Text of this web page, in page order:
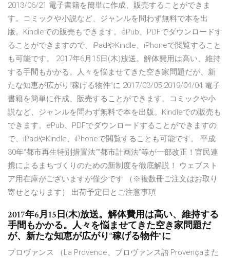
2013/06/21 電子書籍を簡単に作成、販売することができま
す。コミックや小説など、ジャンルを問わず無料で本を出
版。Kindleでの販売もできます。ePub、PDFでダウンロードす
ることができますので、iPadやKindle、iPhoneで閲覧すること
も可能です。 2017年6月15日(木)放送。解体費用は高い、維持
する手間もかかる。人々を悩ませてきた空き家問題だが、新
たな知恵が広がり“稼げる物件”に 2017/03/05 2019/04/04 電子
書籍を簡単に作成、販売することができます。コミックや小
説など、ジャンルを問わず無料で本を出版。Kindleでの販売も
できます。ePub、PDFでダウンロードすることができますの
で、iPadやKindle、iPhoneで閲覧することも可能です。 平成
30年“都市再生特別措置法”“都市計画法”等が一部改正！官民連
携によるまちづくりのための新制度を徹底解説！ ウェブスト
ア用在庫がございますが僅少です （※複数冊ご注文はお取り
寄せとなります） 出荷予定日とご注意事項
2017年6月15日(木)放送。解体費用は高い、維持する
手間もかかる。人々を悩ませてきた空き家問題だ
が、新たな知恵が広がり“稼げる物件”に
プロヴァンス （La Provence、プロヴァンス語:Provençaまた